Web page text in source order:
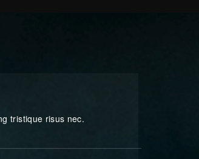
tristique risus nec.